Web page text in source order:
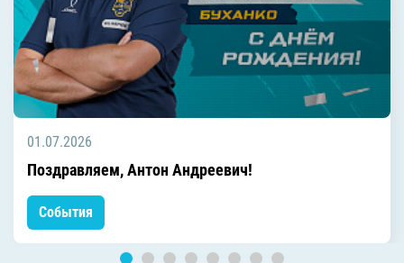
01.07.2026
Поздравляем, Антон Андреевич!
События